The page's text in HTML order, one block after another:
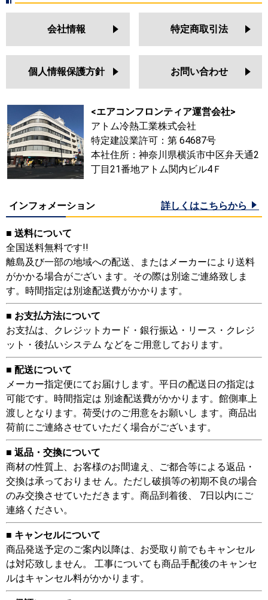
会社情報 特定商取引法
個人情報保護方針 お問い合わせ
<エアコンフロンティア運営会社>
アトム冷熱工業株式会社
特定建設業許可：第 64687号
本社住所：神奈川県横浜市中区弁天通2
丁目21番地アトム関内ビル4Ｆ
インフォメーション 詳しくはこちらから
■ 送料について
全国送料無料です!!
離島及び一部の地域への配送、またはメーカーにより送料
がかかる場合がござい ます。その際は別途ご連絡致しま
す。時間指定は別途配送費がかかります。
■ お支払方法について
お支払は、クレジットカード・銀行振込・リース・クレジ
ット・後払いシステム などをご用意しております。
■ 配送について
メーカー指定便にてお届けします。平日の配送日の指定は
可能です。時間指定は 別途配送費がかかります。館側車上
渡しとなります。荷受けのご用意をお願いし ます。商品出
荷前にご連絡させていただく場合がございます。
■ 返品・交換について
商材の性質上、お客様のお間違え、ご都合等による返品・
交換は承っておりませ ん。ただし破損等の初期不良の場合
のみ交換させていただきます。商品到着後、 7日以内にご
連絡ください。
■ キャンセルについて
商品発送予定のご案内以降は、お受取り前でもキャンセル
は対応致しません。 工事についても商品手配後のキャンセ
ルはキャンセル料がかかります。